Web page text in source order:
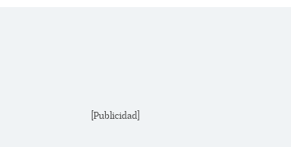
[Publicidad]